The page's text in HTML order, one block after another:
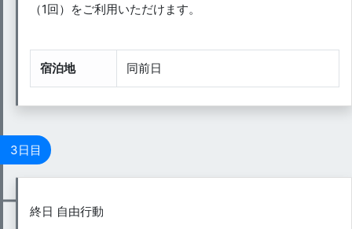
（1回）をご利用いただけます。
宿泊地 同前日
3日目
終日 自由行動